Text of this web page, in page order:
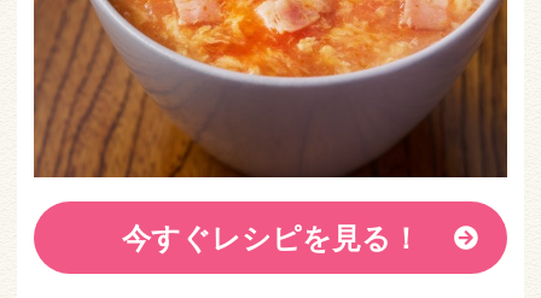
今すぐレシピを見る！